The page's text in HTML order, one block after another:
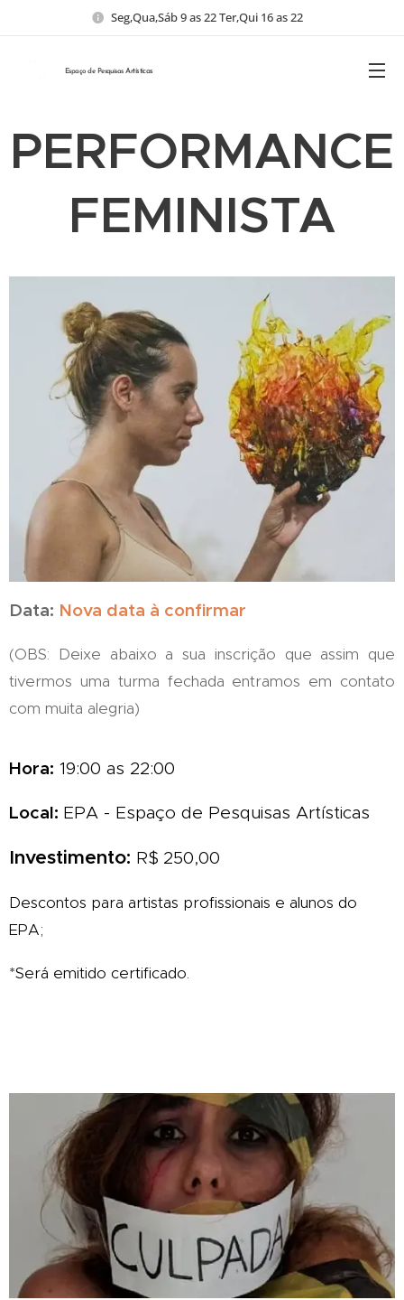
Seg,Qua,Sáb 9 as 22 Ter,Qui 16 as 22
Espaço de Pesquisas Artísticas
PERFORMANCE
FEMINISTA
Data: Nova data à confirmar
(OBS: Deixe abaixo a sua inscrição que assim que
tivermos uma turma fechada entramos em contato
com muita alegria)
Hora: 19:00 as 22:00
Local: EPA - Espaço de Pesquisas Artísticas
Investimento: R$ 250,00
Descontos para artistas profissionais e alunos do
EPA;
*Será emitido certificado.